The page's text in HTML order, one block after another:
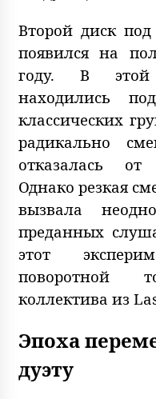
Второй диск
появился на
году. В этой
находились
классических
радикально
отказалась от
Однако резкая
вызвала
преданных
этот
поворотной
коллектива из
Эпоха
дуэту